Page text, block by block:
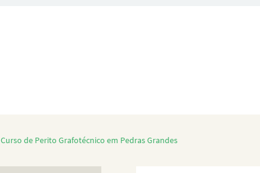
Curso de Perito Grafotécnico em Pedras Grandes